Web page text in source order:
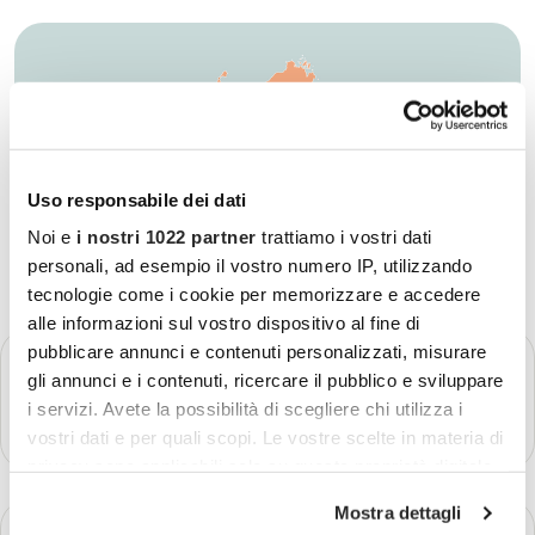
Uso responsabile dei dati
Noi e i nostri 1022 partner trattiamo i vostri dati
personali, ad esempio il vostro numero IP, utilizzando
tecnologie come i cookie per memorizzare e accedere
alle informazioni sul vostro dispositivo al fine di
pubblicare annunci e contenuti personalizzati, misurare
gli annunci e i contenuti, ricercare il pubblico e sviluppare
i servizi. Avete la possibilità di scegliere chi utilizza i
vostri dati e per quali scopi. Le vostre scelte in materia di
modificare o revocare il proprio consenso in qualsiasi
Mostra dettagli
GIORNO 1
Partenza - Cagliari
Più dettagli